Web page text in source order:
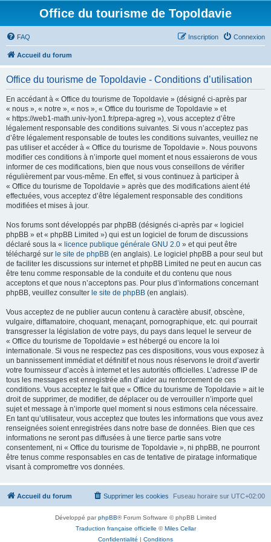
Office du tourisme de Topoldavie
FAQ Connexion
Inscription
Accueil du forum
Office du tourisme de Topoldavie - Conditions d’utilisation
En accédant à « Office du tourisme de Topoldavie » (désigné ci-après par
« nous », « notre », « nos », « Office du tourisme de Topoldavie » et
« https://web1-math.univ-lyon1.fr/prepa-agreg »), vous acceptez d’être
légalement responsable des conditions suivantes. Si vous n’acceptez pas
d’être légalement responsable de toutes les conditions suivantes, veuillez ne
pas utiliser et accéder à « Office du tourisme de Topoldavie ». Nous pouvons
modifier ces conditions à n’importe quel moment et nous essaierons de vous
informer de ces modifications, bien que nous vous conseillons de vérifier
régulièrement par vous-même. En effet, si vous continuez à participer à
« Office du tourisme de Topoldavie » après que des modifications aient été
effectuées, vous acceptez d’être légalement responsable des conditions
modifiées et mises à jour.
Nos forums sont développés par phpBB (désignés ci-après par « logiciel
phpBB » et « phpBB Limited ») qui est un logiciel de forum de discussions
déclaré sous la « licence publique générale GNU 2.0 » et qui peut être
téléchargé sur le site de phpBB (en anglais). Le logiciel phpBB a pour seul but
de faciliter les discussions sur internet et phpBB Limited ne peut en aucun cas
être tenu comme responsable de la conduite et du contenu que nous
acceptons et que nous n’acceptons pas. Pour plus d’informations concernant
phpBB, veuillez consulter le site de phpBB (en anglais).
Vous acceptez de ne publier aucun contenu à caractère abusif, obscène,
vulgaire, diffamatoire, choquant, menaçant, pornographique, etc. qui pourrait
transgresser la législation de votre pays, du pays dans lequel le serveur de
« Office du tourisme de Topoldavie » est hébergé ou encore la loi
internationale. Si vous ne respectez pas ces dispositions, vous vous exposez à
un bannissement immédiat et définitif et nous nous réservons le droit d’avertir
votre fournisseur d’accès à internet et les autorités officielles. L’adresse IP de
tous les messages est enregistrée afin d’aider au renforcement de ces
conditions. Vous acceptez le fait que « Office du tourisme de Topoldavie » ait le
droit de supprimer, de modifier, de déplacer ou de verrouiller n’importe quel
sujet et message à n’importe quel moment si nous estimons cela nécessaire.
En tant qu’utilisateur, vous acceptez que toutes les informations que vous avez
renseignées soient enregistrées dans notre base de données. Bien que ces
informations ne seront pas diffusées à une tierce partie sans votre
consentement, ni « Office du tourisme de Topoldavie », ni phpBB, ne pourront
être tenus comme responsables en cas de tentative de piratage informatique
visant à compromettre vos données.
Accueil du forum Fuseau horaire sur UTC+02:00
Supprimer les cookies
Développé parphpBB® Forum Software © phpBB Limited
Traduction française officielle ©Miles Cellar
Confidentialité | Conditions